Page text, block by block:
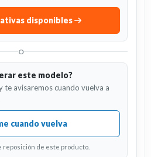
disponibles
O
este modelo?
te avisaremos cuando vuelva a
cuando vuelva
reposición de este producto.